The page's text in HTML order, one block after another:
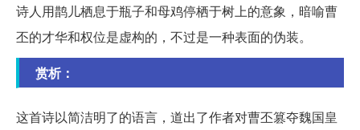
诗人用鹊儿栖息于瓶子和母鸡停栖于树上的意象，暗喻曹
丕的才华和权位是虚构的，不过是一种表面的伪装。
赏析：
这首诗以简洁明了的语言，道出了作者对曹丕篡夺魏国皇